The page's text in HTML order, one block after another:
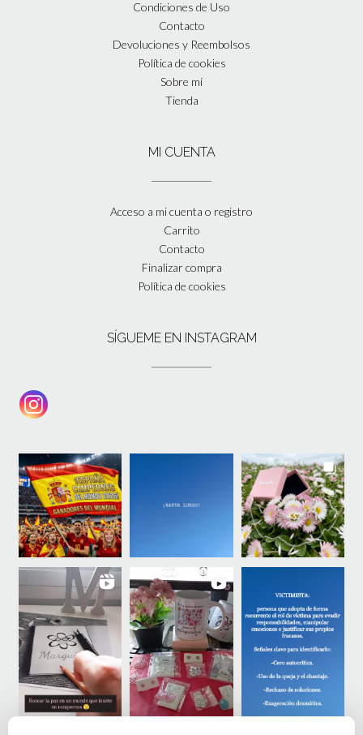
Condiciones de Uso
Contacto
Devoluciones y Reembolsos
Política de cookies
Sobre mí
Tienda
MI CUENTA
Acceso a mi cuenta o registro
Carrito
Contacto
Finalizar compra
Política de cookies
SÍGUEME EN INSTAGRAM